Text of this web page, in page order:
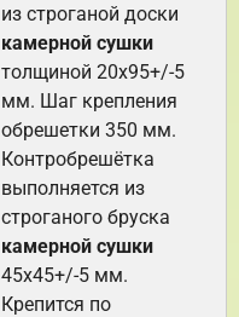
из строганой доски
камерной сушки
толщиной 20х95+/-5
мм. Шаг крепления
обрешетки 350 мм.
Контробрешётка
выполняется из
строганого бруска
камерной сушки
45х45+/-5 мм.
Крепится по